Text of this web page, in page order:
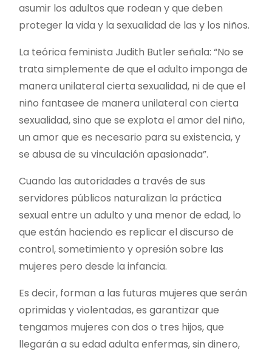
asumir los adultos que rodean y que deben
proteger la vida y la sexualidad de las y los niños.
La teórica feminista Judith Butler señala: “No se
trata simplemente de que el adulto imponga de
manera unilateral cierta sexualidad, ni de que el
niño fantasee de manera unilateral con cierta
sexualidad, sino que se explota el amor del niño,
un amor que es necesario para su existencia, y
se abusa de su vinculación apasionada”.
Cuando las autoridades a través de sus
servidores públicos naturalizan la práctica
sexual entre un adulto y una menor de edad, lo
que están haciendo es replicar el discurso de
control, sometimiento y opresión sobre las
mujeres pero desde la infancia.
Es decir, forman a las futuras mujeres que serán
oprimidas y violentadas, es garantizar que
tengamos mujeres con dos o tres hijos, que
llegarán a su edad adulta enfermas, sin dinero,